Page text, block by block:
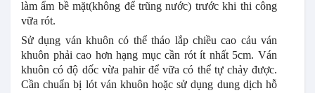
làm ẩm bề mặt(không để trũng nước) trước khi thi công
vữa rót.
Sử dụng ván khuôn có thể tháo lắp chiều cao cảu ván
khuôn phải cao hơn hạng mục cần rót ít nhất 5cm. Ván
khuôn có độ dốc vừa pahir để vữa có thể tự chảy được.
Cần chuẩn bị lót ván khuôn hoặc sử dụng dung dịch hỗ